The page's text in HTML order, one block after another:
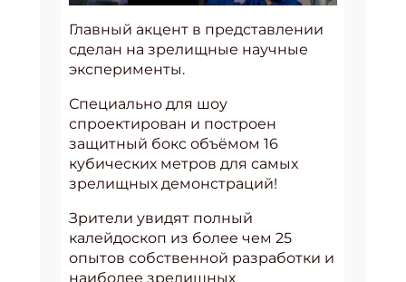
Главный акцент в представлении
сделан на зрелищные научные
эксперименты.
Специально для шоу
спроектирован и построен
защитный бокс объёмом 16
кубических метров для самых
зрелищных демонстраций!
Зрители увидят полный
калейдоскоп из более чем 25
опытов собственной разработки и
наиболее зрелищных